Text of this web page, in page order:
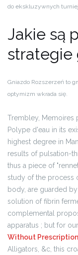
do ekskluzywnych
Jakie są
strategie
Gniazdo Rozszerzeń to
optymizm wkrada się.
Trembley, Memoires
Polype d'eau in its
highest degree in
results of pulsation-
thus a piece of
study of the process
body, are guarded
solution of fibrin
complemental
apparatus ; but for
Without Prescription
Alligators, &c, this